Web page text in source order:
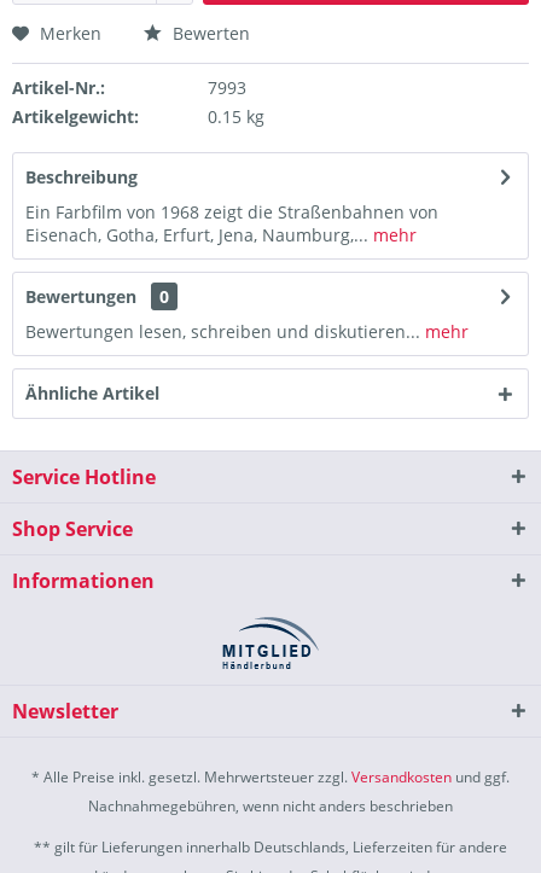
Merken Bewerten
Artikel-Nr.:
7993
Artikelgewicht:
0.15 kg
Beschreibung
Ein Farbfilm von 1968 zeigt die Straßenbahnen von
Eisenach, Gotha, Erfurt, Jena, Naumburg,... mehr
Bewertungen
0
Bewertungen lesen, schreiben und diskutieren... mehr
Ähnliche Artikel
Service Hotline
Shop Service
Informationen
Newsletter
* Alle Preise inkl. gesetzl. Mehrwertsteuer zzgl.Versandkosten und ggf.
Nachnahmegebühren, wenn nicht anders beschrieben
** gilt für Lieferungen innerhalb Deutschlands, Lieferzeiten für andere